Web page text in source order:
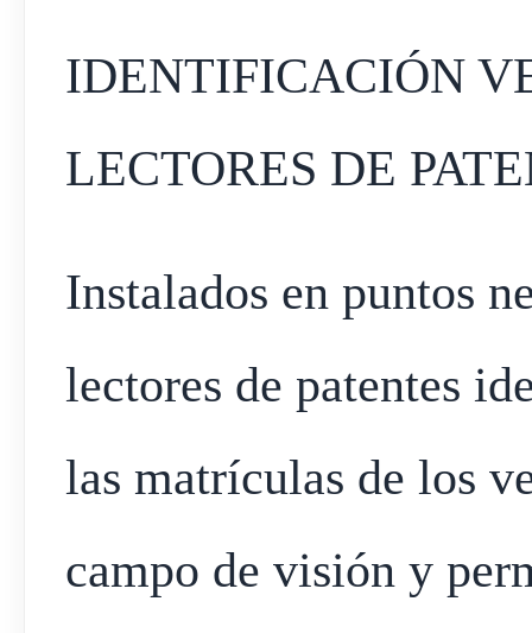
IDENTIFICACIÓN
LECTORES DE
Instalados en puntos
lectores de patentes
las matrículas de los
campo de visión y